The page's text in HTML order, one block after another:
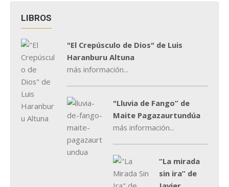
LIBROS
"El Crepúsculo de Dios" de Luis
Haranburu Altuna
más información...
"Lluvia de Fango” de
Maite Pagazaurtundúa
más información...
“La mirada
sin ira” de